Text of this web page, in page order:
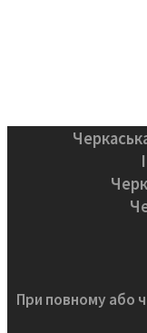
При повному або